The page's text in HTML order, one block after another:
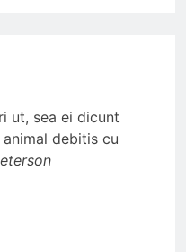
ut, sea ei dicunt
debitis cu